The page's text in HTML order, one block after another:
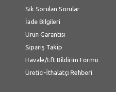
Sık Sorulan Sorular
İade Bilgileri
Ürün Garantisi
Sipariş Takip
Havale/Eft Bildirim Formu
Üretici-İthalatçi Rehberi